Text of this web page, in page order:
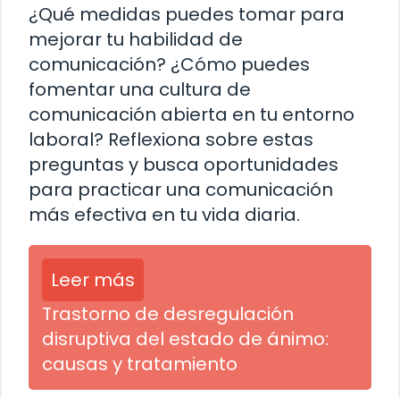
¿Qué medidas puedes tomar para
mejorar tu habilidad de
comunicación? ¿Cómo puedes
fomentar una cultura de
comunicación abierta en tu entorno
laboral? Reflexiona sobre estas
preguntas y busca oportunidades
para practicar una comunicación
más efectiva en tu vida diaria.
Leer más
Trastorno de desregulación
disruptiva del estado de ánimo:
causas y tratamiento